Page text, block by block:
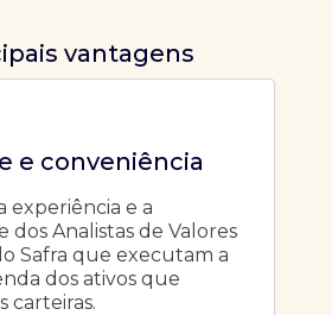
vantagens
e conveniência
experiência e a
dos Analistas de Valores
Safra que executam a
dos ativos que
carteiras.